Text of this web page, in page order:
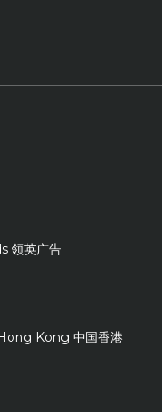
领英广告
Kong 中国香港